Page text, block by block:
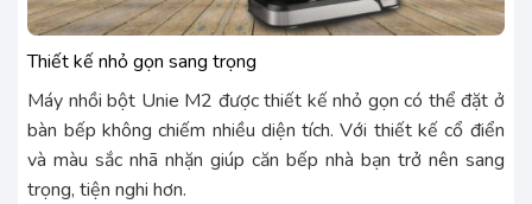
Thiết kế nhỏ gọn sang trọng
Máy nhồi bột Unie M2 được thiết kế nhỏ gọn có thể đặt ở
bàn bếp không chiếm nhiều diện tích. Với thiết kế cổ điển
và màu sắc nhã nhặn giúp căn bếp nhà bạn trở nên sang
trọng, tiện nghi hơn.